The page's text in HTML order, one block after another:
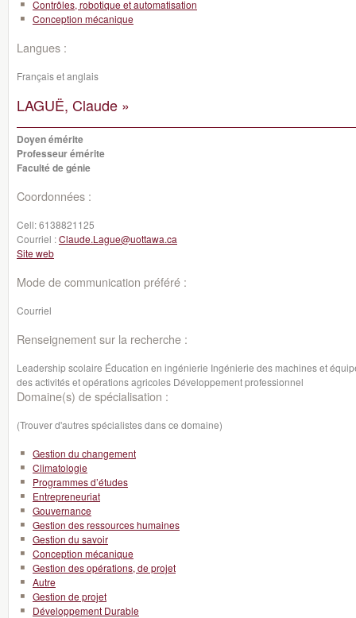
Contrôles, robotique et automatisation
Conception mécanique
Langues :
Français et anglais
LAGUË, Claude »
Doyen émérite
Professeur émérite
Faculté de génie
Coordonnées :
Cell:6138821125
Courriel :Claude.Lague@uottawa.ca
Site web
Mode de communication préféré :
Courriel
Renseignement sur la recherche :
Leadership scolaire Éducation en ingénierie Ingénierie des machines et
des activités et opérations agricoles Développement professionnel
Domaine(s) de spécialisation :
(Trouver d'autres spécialistes dans ce domaine)
Gestion du changement
Climatologie
Programmes d’études
Entrepreneuriat
Gouvernance
Gestion des ressources humaines
Gestion du savoir
Conception mécanique
Gestion des opérations, de projet
Autre
Gestion de projet
Développement Durable